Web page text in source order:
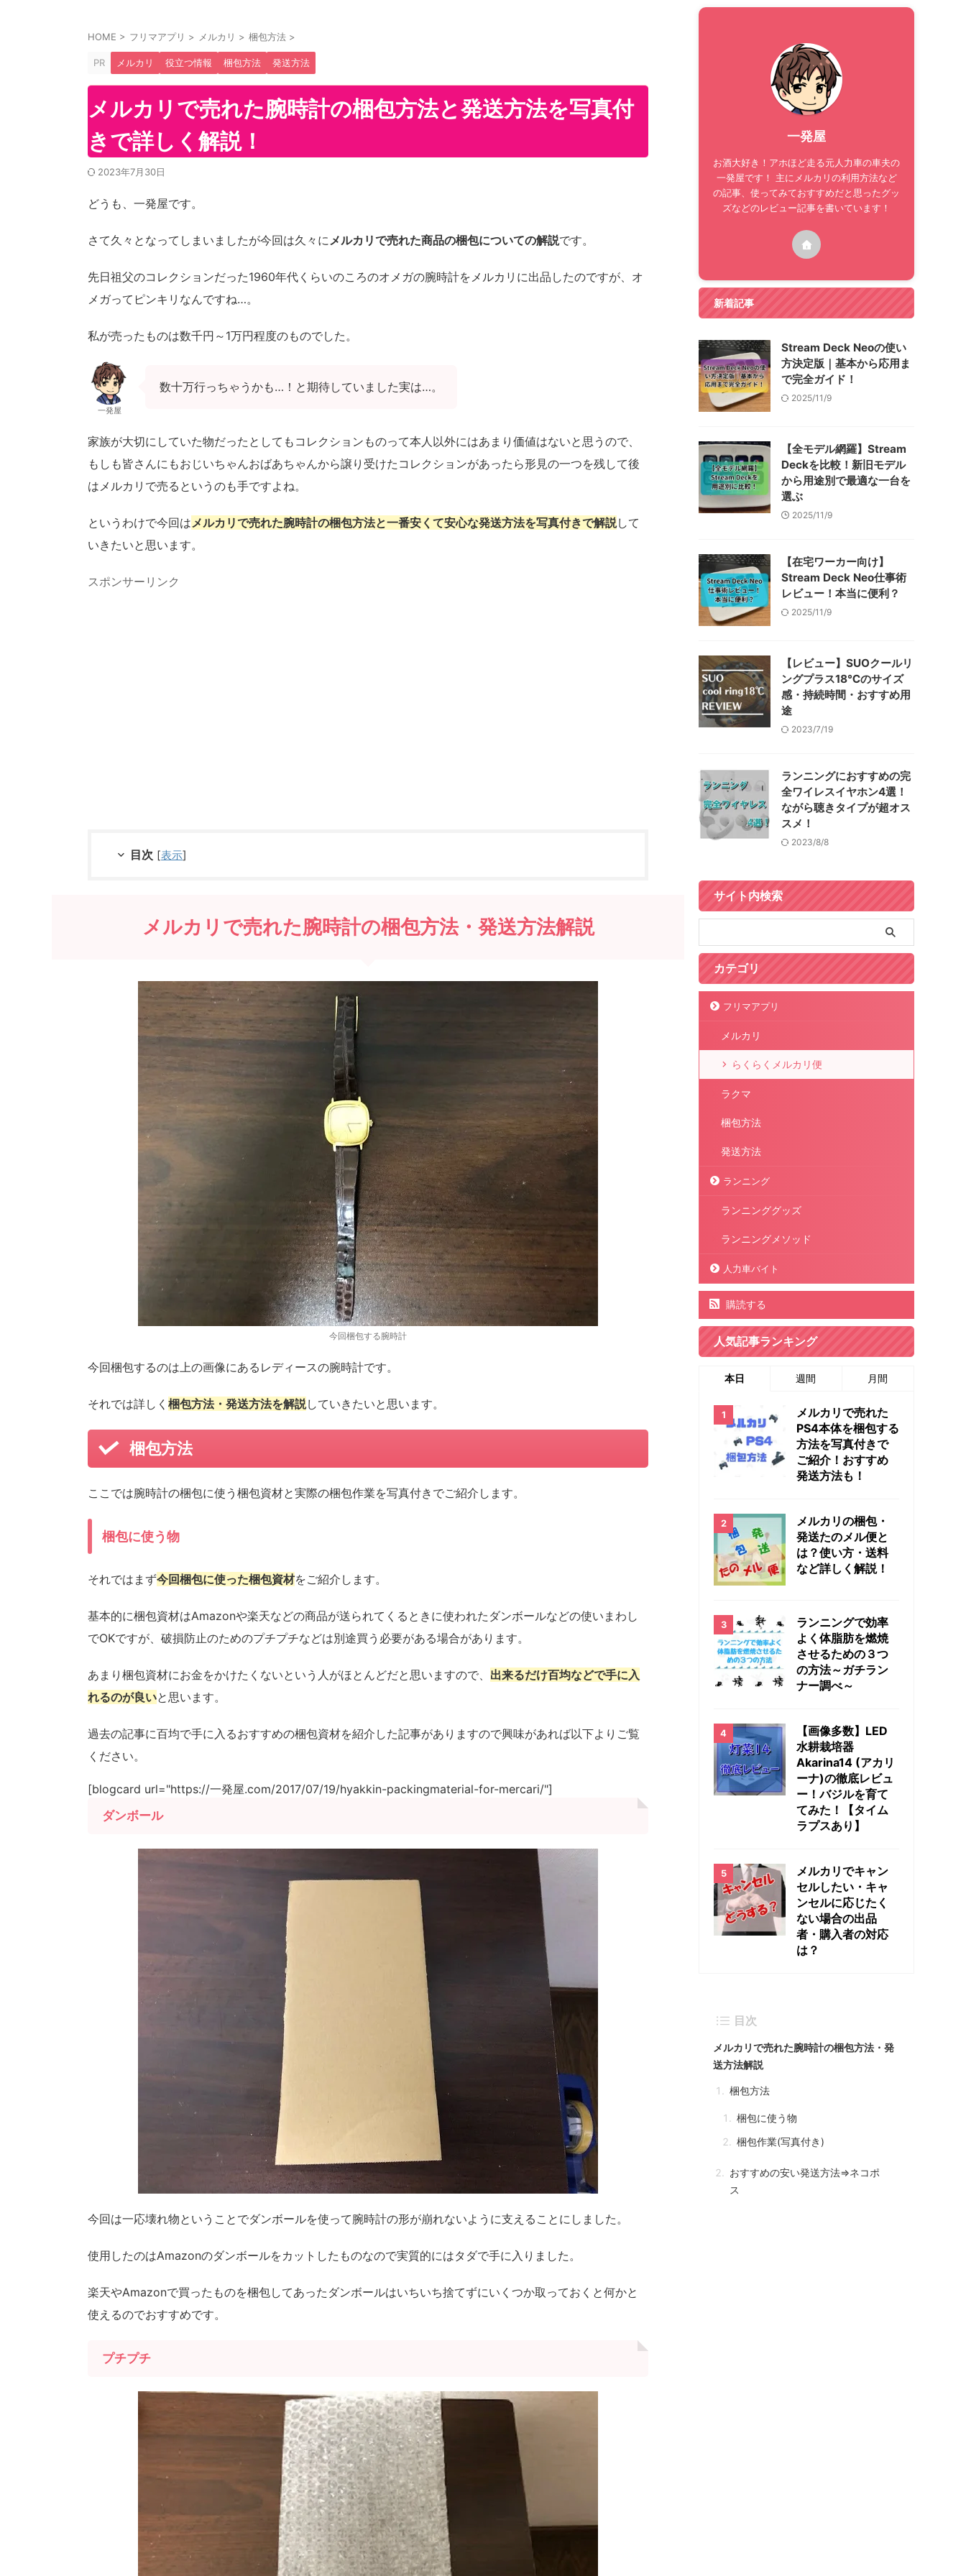
HOME > フリマアプリ > メルカリ > 梱包方法 >
PR メルカリ 役立つ情報 梱包方法 発送方法
メルカリで売れた腕時計の梱包方法と発送方法を写真付
きで詳しく解説！
2023年7月30日
どうも、一発屋です。
さて久々となってしまいましたが今回は久々にメルカリで売れた商品の梱包についての解説です。
先日祖父のコレクションだった1960年代くらいのころのオメガの腕時計をメルカリに出品したのですが、オ
メガってピンキリなんですね…。
私が売ったものは数千円～1万円程度のものでした。
一発屋
数十万行っちゃうかも…！と期待していました実は…。
家族が大切にしていた物だったとしてもコレクションものって本人以外にはあまり価値はないと思うので、
もしも皆さんにもおじいちゃんおばあちゃんから譲り受けたコレクションがあったら形見の一つを残して後
はメルカリで売るというのも手ですよね。
というわけで今回はメルカリで売れた腕時計の梱包方法と一番安くて安心な発送方法を写真付きで解説して
いきたいと思います。
スポンサーリンク
目次 [表示]
メルカリで売れた腕時計の梱包方法・発送方法解説
今回梱包する腕時計
今回梱包するのは上の画像にあるレディースの腕時計です。
それでは詳しく 梱包方法・発送方法を解説していきたいと思います。
梱包方法
ここでは腕時計の梱包に使う梱包資材と実際の梱包作業を写真付きでご紹介します。
梱包に使う物
それではまず今回梱包に使った梱包資材をご紹介します。
基本的に梱包資材はAmazonや楽天などの商品が送られてくるときに使われたダンボールなどの使いまわし
でOKですが、破損防止のためのプチプチなどは別途買う必要がある場合があります。
あまり梱包資材にお金をかけたくないという人がほとんどだと思いますので、 出来るだけ百均などで手に入
れるのが良いと思います。
過去の記事に百均で手に入るおすすめの梱包資材を紹介した記事がありますので興味があれば以下よりご覧
ください。
[blogcard url="https://一発屋.com/2017/07/19/hyakkin-packingmaterial-for-mercari/"]
ダンボール
今回は一応壊れ物ということでダンボールを使って腕時計の形が崩れないように支えることにしました。
使用したのはAmazonのダンボールをカットしたものなので実質的にはタダで手に入りました。
楽天やAmazonで買ったものを梱包してあったダンボールはいちいち捨てずにいくつか取っておくと何かと
使えるのでおすすめです。
プチプチ
一発屋
お酒大好き！アホほど走る元人力車の車夫の
一発屋です！ 主にメルカリの利用方法など
の記事、使ってみておすすめだと思ったグッ
ズなどのレビュー記事を書いています！
新着記事
Stream Deck Neoの使い
方決定版｜基本から応用ま
で完全ガイド！
2025/11/9
【全モデル網羅】Stream
Deckを比較！新旧モデル
から用途別で最適な一台を
選ぶ
2025/11/9
【在宅ワーカー向け】
Stream Deck Neo仕事術
レビュー！本当に便利？
2025/11/9
【レビュー】SUOクールリ
ングプラス18℃のサイズ
感・持続時間・おすすめ用
途
2023/7/19
ランニングにおすすめの完
全ワイレスイヤホン4選！
ながら聴きタイプが超オス
スメ！
2023/8/8
サイト内検索
カテゴリ
フリマアプリ
メルカリ
らくらくメルカリ便
ラクマ
梱包方法
発送方法
ランニング
ランニンググッズ
ランニングメソッド
人力車バイト
購読する
人気記事ランキング
本日 週間 月間
メルカリで売れた
PS4本体を梱包する
方法を写真付きで
ご紹介！おすすめ
発送方法も！
メルカリの梱包・
発送たのメル便と
は？使い方・送料
など詳しく解説！
ランニングで効率
よく体脂肪を燃焼
させるための３つ
の方法～ガチラン
ナー調べ～
【画像多数】LED
水耕栽培器
Akarina14 (アカリ
ーナ)の徹底レビュ
ー！バジルを育て
てみた！【タイム
ラプスあり】
メルカリでキャン
セルしたい・キャ
ンセルに応じたく
ない場合の出品
者・購入者の対応
は？
目次
メルカリで売れた腕時計の梱包方法・発
送方法解説
梱包方法
梱包に使う物
梱包作業(写真付き)
おすすめの安い発送方法⇒ネコポ
ス